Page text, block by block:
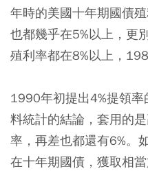
年時的美國十年期國債
也都幾乎在5%以上，更
殖利率都在8%以上，
1990年初提出4%提領
料統計的結論，套用的
率，再差也都還有6%。
在十年期國債，獲取相